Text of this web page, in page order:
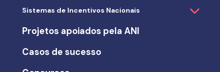
Sistemas de Incentivos Nacionais
Projetos apoiados pela ANI
Casos de sucesso